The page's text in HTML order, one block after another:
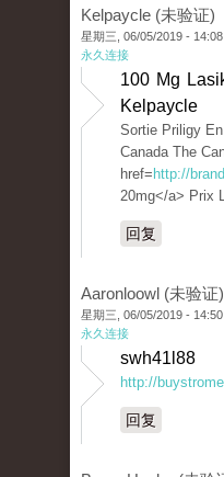
Kelpaycle (未验证)
星期三, 06/05/2019 - 14:08
永久连接
100 Mg
Kelpaycle
Sortie Priligy
Canada The
href= http://
20mg</a> Prix
回复
Aaronloowl (未验证)
星期三, 06/05/2019 - 14:50
永久连接
swh41l88
http://
回复